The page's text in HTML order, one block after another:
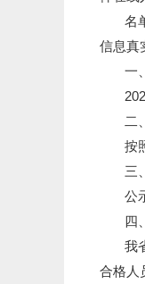
名单
信息真
一、
二、
按照
三、
公示
四、
我省
合格人